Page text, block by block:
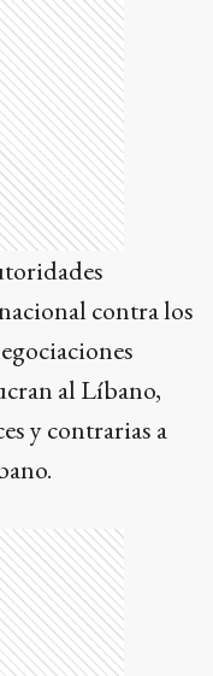
contra los
al Líbano,
y contrarias a